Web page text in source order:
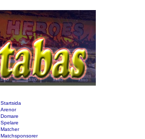
Startsida
Arenor
Domare
Spelare
Matcher
Matchsponsorer